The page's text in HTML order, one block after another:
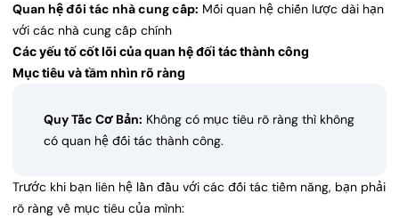
Quan hệ đối tác nhà cung cấp: Mối quan hệ chiến lược dài hạn
với các nhà cung cấp chính
Các yếu tố cốt lõi của quan hệ đối tác thành công
Mục tiêu và tầm nhìn rõ ràng
Quy Tắc Cơ Bản: Không có mục tiêu rõ ràng thì không
có quan hệ đối tác thành công.
Trước khi bạn liên hệ lần đầu với các đối tác tiềm năng, bạn phải
rõ ràng về mục tiêu của mình: